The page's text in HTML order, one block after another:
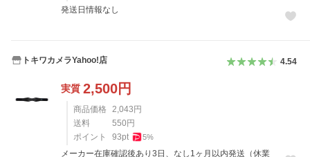
発送日情報なし
トキワカメラYahoo!店 4.54
実質 2,500円
商品価格 2,043 円
送料
550 円
ポイント
93pt 5%
メーカー在庫確認後あり3日、なし1ヶ月以内発送（休業